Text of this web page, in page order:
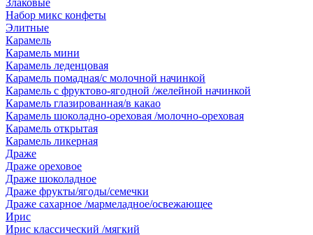
Злаковые
Набор микс конфеты
Элитные
Карамель
Карамель мини
Карамель леденцовая
Карамель помадная/с молочной начинкой
Карамель с фруктово-ягодной /желейной начинкой
Карамель глазированная/в какао
Карамель шоколадно-ореховая /молочно-ореховая
Карамель открытая
Карамель ликерная
Драже
Драже ореховое
Драже шоколадное
Драже фрукты/ягоды/семечки
Драже сахарное /мармеладное/освежающее
Ирис
Ирис классический /мягкий